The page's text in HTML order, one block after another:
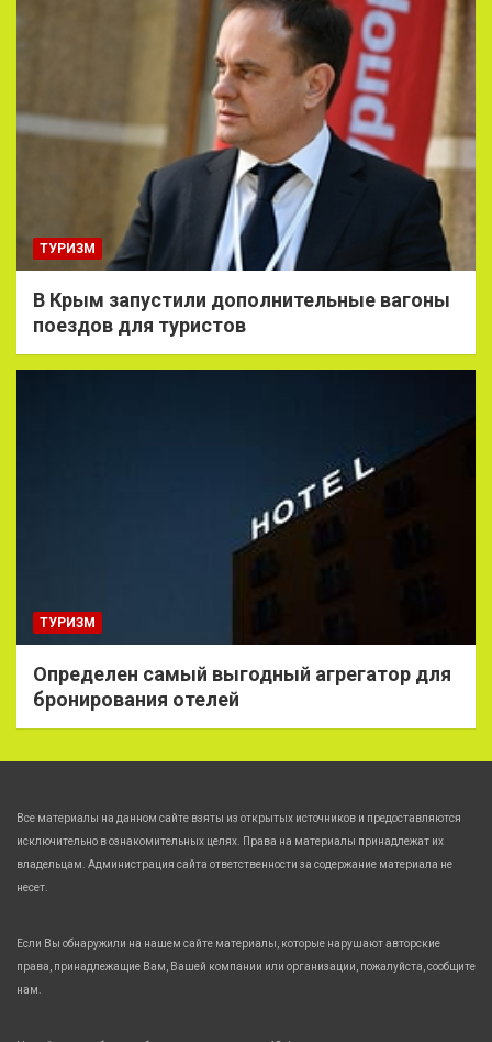
ТУРИЗМ
В Крым запустили дополнительные вагоны
поездов для туристов
ТУРИЗМ
Определен самый выгодный агрегатор для
бронирования отелей
Все материалы на данном сайте взяты из открытых источников и предоставляются
исключительно в ознакомительных целях. Права на материалы принадлежат их
владельцам. Администрация сайта ответственности за содержание материала не
несет.
Если Вы обнаружили на нашем сайте материалы, которые нарушают авторские
права, принадлежащие Вам, Вашей компании или организации, пожалуйста, сообщите
нам.